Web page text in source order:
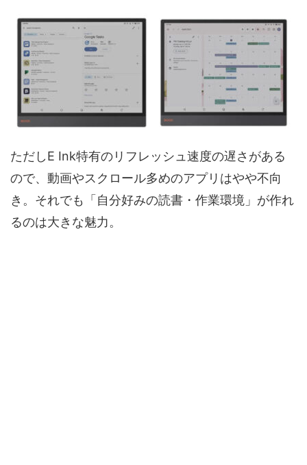
ただしE Ink特有のリフレッシュ速度の遅さがある
ので、動画やスクロール多めのアプリはやや不向
き。それでも「自分好みの読書・作業環境」が作れ
るのは大きな魅力。